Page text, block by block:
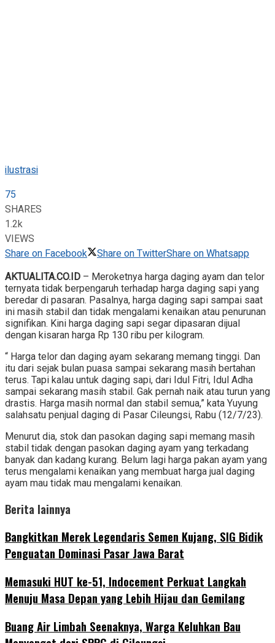
ilustrasi
75
SHARES
1.2k
VIEWS
Share on Facebook
Share on TwitterShare on Whatsapp
AKTUALITA.CO.ID – Meroketnya harga daging ayam dan telor
ternyata tidak berpengaruh terhadap harga daging sapi yang
beredar di pasaran. Pasalnya, harga daging sapi sampai saat
ini masih stabil dan tidak mengalami kenaikan atau penurunan
signifikan. Kini harga daging sapi segar dipasaran dijual
dengan kisaran harga Rp 130 ribu per kilogram.
“ Harga telor dan daging ayam sekarang memang tinggi. Dan
itu dari sejak bulan puasa sampai sekarang masih bertahan
terus. Tapi kalau untuk daging sapi, dari Idul Fitri, Idul Adha
sampai sekarang masih stabil. Gak pernah naik atau turun yang
drastis. Harga masih normal dan stabil semua,” kata Yuyung
salahsatu penjual daging di Pasar Cileungsi, Rabu (12/7/23).
Menurut dia, stok dan pasokan daging sapi memang masih
stabil tidak dengan pasokan daging ayam yang terkadang
banyak dan kadang kurang. Belum lagi harga pakan ayam yang
terus mengalami kenaikan yang membuat harga jual daging
ayam mau tidak mau mengalami kenaikan.
Berita lainnya
‎Bangkitkan Merek Legendaris Semen Kujang, SIG Bidik
Penguatan Dominasi Pasar Jawa Barat
Memasuki HUT ke-51, Indocement Perkuat Langkah
Menuju Masa Depan yang Lebih Hijau dan Gemilang
‎Buang Air Limbah Seenaknya, Warga Keluhkan Bau